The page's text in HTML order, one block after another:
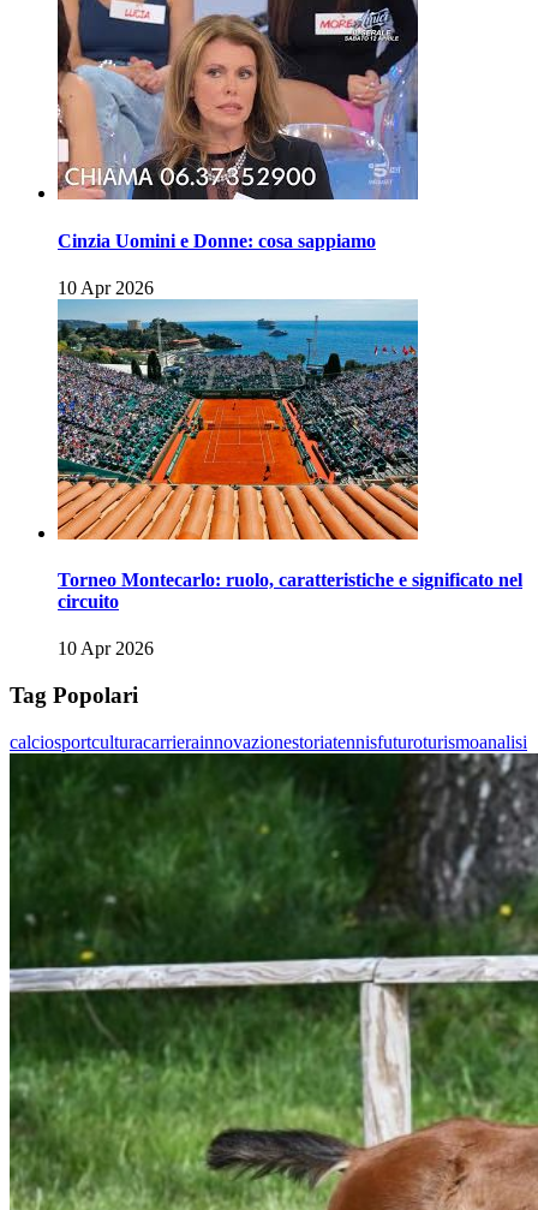
Cinzia Uomini e Donne: cosa sappiamo
10 Apr 2026
Torneo Montecarlo: ruolo, caratteristiche e significato nel
circuito
10 Apr 2026
Tag Popolari
calciosportculturacarrierainnovazionestoriatennisfuturoturismoanalisi